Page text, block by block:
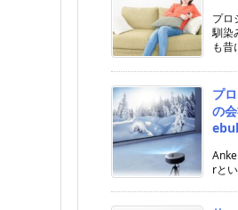
プロ
馴染
も昔
プ
の
rと